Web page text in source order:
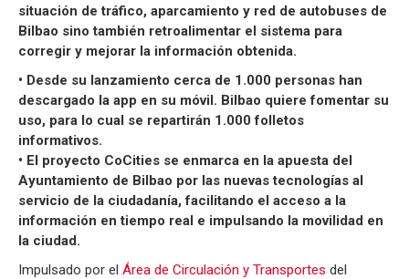
situación de tráfico, aparcamiento y red de autobuses de
Bilbao sino también retroalimentar el sistema para
corregir y mejorar la información obtenida.
• Desde su lanzamiento cerca de 1.000 personas han
descargado la app en su móvil. Bilbao quiere fomentar su
uso, para lo cual se repartirán 1.000 folletos
informativos.
• El proyecto CoCities se enmarca en la apuesta del
Ayuntamiento de Bilbao por las nuevas tecnologías al
servicio de la ciudadanía, facilitando el acceso a la
información en tiempo real e impulsando la movilidad en
la ciudad.
Impulsado por el Área de Circulación y Transportes del